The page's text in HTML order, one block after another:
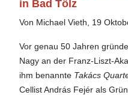
in Bad Tölz
Von Michael Vieth, 19
Vor genau 50 Jahren
Nagy an der Franz-Liszt-
ihm benannte Takács
Cellist András Fejér als